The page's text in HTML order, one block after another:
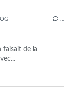
faisait de la